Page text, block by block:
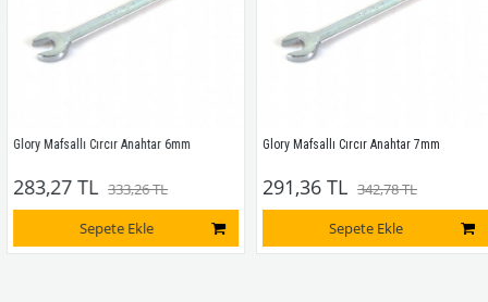
Glory Mafsallı Cırcır Anahtar 6mm
283,27 TL
333,26 TL
Sepete Ekle
Glory Mafsallı Cırcır Anahtar 7mm
291,36 TL
342,78 TL
Sepete Ekle